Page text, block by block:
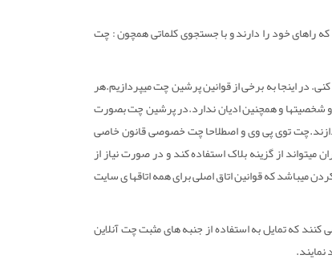
راهای خود را دارند و با جستجوی کلماتی همچون : چت
در اینجا به برخی از قوانین پرشین چت میپردازیم.هر
و شخصیتها و همچنین ادیان ندارد.در پرشین چت بصورت
توی پی وی و اصطلاحا چت خصوصی قانون خاصی
از گزینه بلاک استفاده کند و در صورت نیاز از
میباشد که قوانین اتاق اصلی برای همه اتاقها ی سایت
که تمایل به استفاده از جنبه های مثبت چت آنلاین
نمایند.